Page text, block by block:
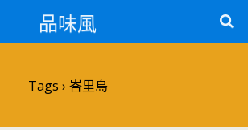
品味風
Tags › 峇里島